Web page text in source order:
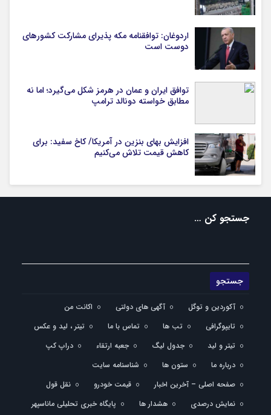
اردوغان: توافقنامه مکه پذیرای مشارکت کشورهای
دوست است
توافق ایران و عمان در هرمز شکل می‌گیرد؛ اما نه
مطابق خواسته دونالد ترامپ
افزایش بهای بنزین در آمریکا/ کاخ سفید: برای
کاهش قیمت تلاش می‌کنیم
جستجو کن …
آکوردین و توگل آگهی های دولتی
اکانت من
تایپوگرافی
تب ها تماس با ما
تیتر ، لید و عکس
تیتر و لید
جدول لیگ جعبه ارتقاء
دراپ کپ
درباره ما
ستون ها
شناسنامه سایت
صفحه اصلی – آخرین اخبار
قیمت خودرو
نقل قول
نمایش درصدی
هشدار ها پایگاه خبری تحلیلی ماناسپهر